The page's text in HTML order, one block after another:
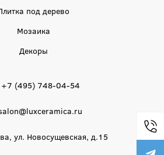
под дерево
Мозаика
Декоры
+7 (495) 748-04-54
ул. Новосущевская, д.15